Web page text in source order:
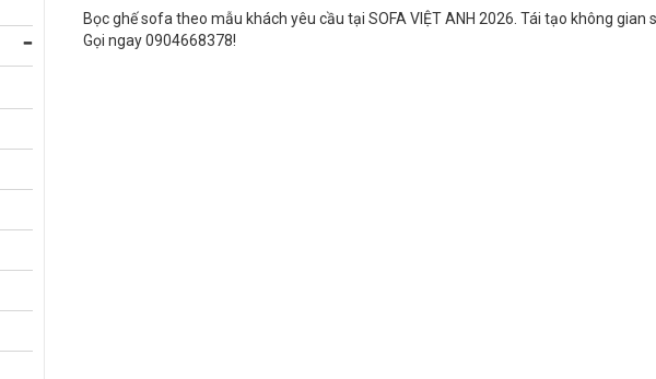
Bọc ghế sofa theo mẫu khách yêu cầu tại SOFA VIỆT ANH 2026. Tái tạo không
Gọi ngay 0904668378!